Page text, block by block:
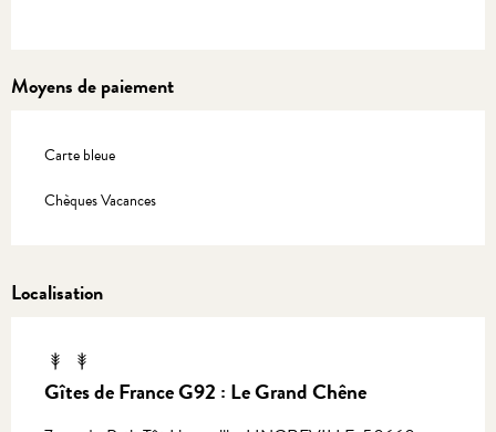
Moyens de paiement
Carte bleue
Chèques Vacances
Localisation
Gîtes de France G92 : Le Grand Chêne